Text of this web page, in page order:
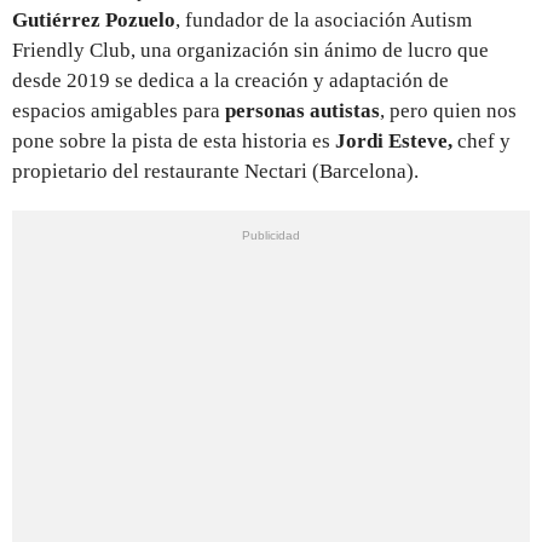
Gutiérrez Pozuelo, fundador de la asociación Autism
Friendly Club, una organización sin ánimo de lucro que
desde 2019 se dedica a la creación y adaptación de
espacios amigables para personas autistas, pero quien nos
pone sobre la pista de esta historia es Jordi Esteve, chef y
propietario del restaurante Nectari (Barcelona).